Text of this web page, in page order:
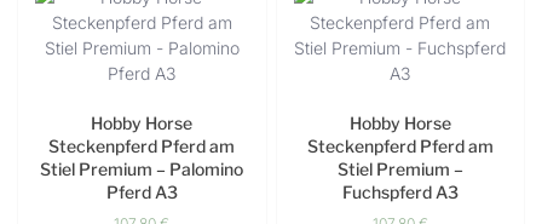
Hobby Horse
Steckenpferd Pferd am
Stiel Premium – Palomino
Pferd A3
Hobby Horse
Steckenpferd Pferd am
Stiel Premium –
Fuchspferd A3